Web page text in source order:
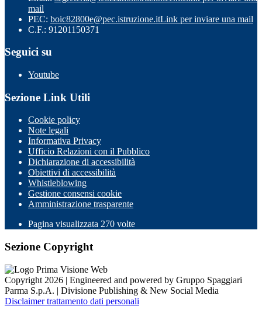
mail
PEC: boic82800e@pec.istruzione.itLink per inviare una mail
C.F.: 91201150371
Seguici su
Youtube
Sezione Link Utili
Cookie policy
Note legali
Informativa Privacy
Ufficio Relazioni con il Pubblico
Dichiarazione di accessibilità
Obiettivi di accessibilità
Whistleblowing
Gestione consensi cookie
Amministrazione trasparente
Pagina visualizzata 270 volte
Sezione Copyright
Copyright 2026 | Engineered and powered by Gruppo Spaggiari
Parma S.p.A. | Divisione Publishing & New Social Media
Disclaimer trattamento dati personali